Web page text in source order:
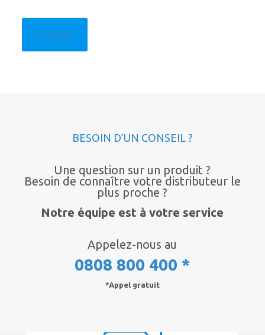
BESOIN D’UN CONSEIL ?
Une question sur un produit ?
Besoin de connaître votre distributeur le
plus proche ?
Notre équipe est à votre service
Appelez-nous au
0808 800 400 *
*Appel gratuit